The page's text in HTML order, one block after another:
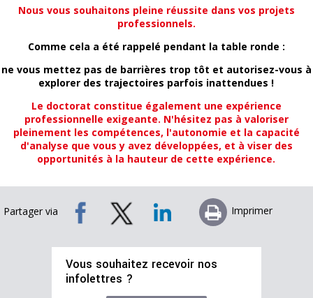
Nous vous souhaitons pleine réussite dans vos projets
professionnels.
Comme cela a été rappelé pendant la table ronde :
ne vous mettez pas de barrières trop tôt et autorisez-vous à
explorer des trajectoires parfois inattendues !
Le doctorat constitue également une expérience
professionnelle exigeante. N'hésitez pas à valoriser
pleinement les compétences, l'autonomie et la capacité
d'analyse que vous y avez développées, et à viser des
opportunités à la hauteur de cette expérience.
Partager via Imprimer
Vous souhaitez recevoir nos
infolettres ?